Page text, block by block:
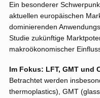
Ein besonderer
aktuellen europäischen
dominierenden
Studie zukünftige
makroökonomischer
Im Fokus: LFT, GMT und
Betrachtet werden
thermoplastics), GMT